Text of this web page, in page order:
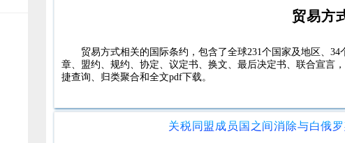
贸易方
贸易方式相关的国际条约，包含了全球231个国家及地区、
章、盟约、规约、协定、议定书、换文、最后决定书、联合宣言
捷查询、归类聚合和全文pdf下载。